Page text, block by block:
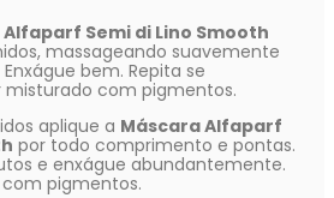
Semi di Lino Smooth
massageando suavemente
bem. Repita se
misturado com pigmentos.
aplique a Máscara Alfaparf
por todo comprimento e pontas.
e enxágue abundantemente.
pigmentos.